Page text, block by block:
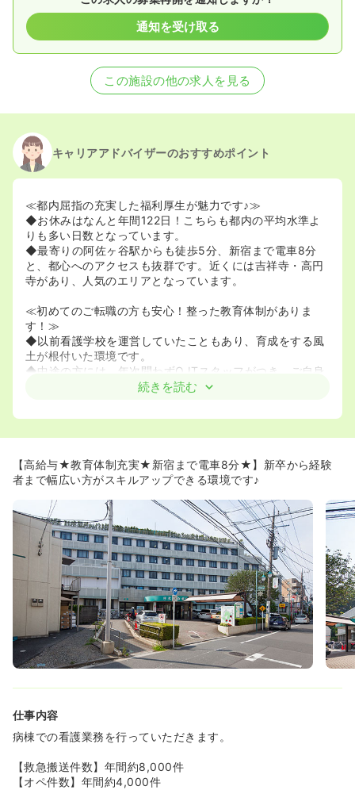
通知を受け取る
この施設の他の求人を見る
キャリアアドバイザーのおすすめポイント
≪都内屈指の充実した福利厚生が魅力です♪≫
◆お休みはなんと年間122日！こちらも都内の平均水準よ
りも多い日数となっています。
◆最寄りの阿佐ヶ谷駅からも徒歩5分、新宿まで電車8分
と、都心へのアクセスも抜群です。近くには吉祥寺・高円
寺があり、人気のエリアとなっています。
≪初めてのご転職の方も安心！整った教育体制がありま
す！≫
◆以前看護学校を運営していたこともあり、育成をする風
土が根付いた環境です。
◆中途の方には、年次問わずOJTスタッフがつき、ご自身
が慣れるまでは特に期間を定めず、
の方にも安心です♪
能です！
◆現在、同院では数多くの専門/認定看護師が活躍しており
ます。そのため、患者様によりよい看護を提供するための
知識・スキルを日々の業務の中で学ぶ事ができます！（現
在、2名の専門看護師、17名の認定看護師が在籍中してい
ます。）
◆心臓病センター
1996年より杉並区の心臓病救急を担ってきました。特に急
性心筋梗塞や不安定狭心症の患者様にはいつでもカテーテ
ル治療を行える体制を整えております。循環器内科医と心
臓外科医が同じ病棟で活動することによって、最良の治療
を選択できる環境を完備しています。
脳梗塞・脳出血・くも膜下出血など脳卒中を中心とした脳
神経疾患の入院治療を行っています。看護師やリハスタッ
フとともにチームとして診療にあたっています。2009年
より東京都脳卒中急性期医療機関になっています。
続きを読む
【高給与★教育体制充実★新宿まで電車8分★】新卒から経験
者まで幅広い方がスキルアップできる環境です♪
仕事内容
病棟での看護業務を行っていただきます。
【救急搬送件数】年間約8,000件
【オペ件数】年間約4,000件